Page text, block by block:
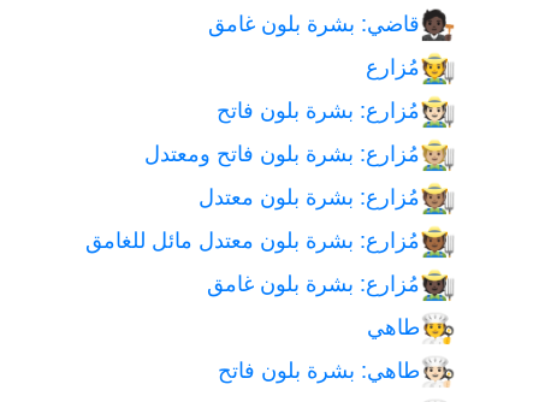
🧑🏿‍⚖️قاضي: بشرة بلون غامق
🧑‍🌾مُزارع
🧑🏻‍🌾مُزارع: بشرة بلون فاتح
🧑🏼‍🌾مُزارع: بشرة بلون فاتح ومعتدل
🧑🏽‍🌾مُزارع: بشرة بلون معتدل
🧑🏾‍🌾مُزارع: بشرة بلون معتدل مائل للغامق
🧑🏿‍🌾مُزارع: بشرة بلون غامق
🧑‍🍳طاهي
🧑🏻‍🍳طاهي: بشرة بلون فاتح